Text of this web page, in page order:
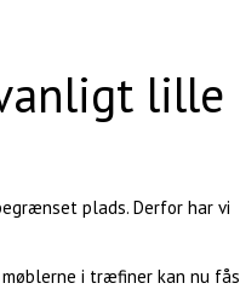
lille
plads. Derfor har vi
i træfiner kan nu fås